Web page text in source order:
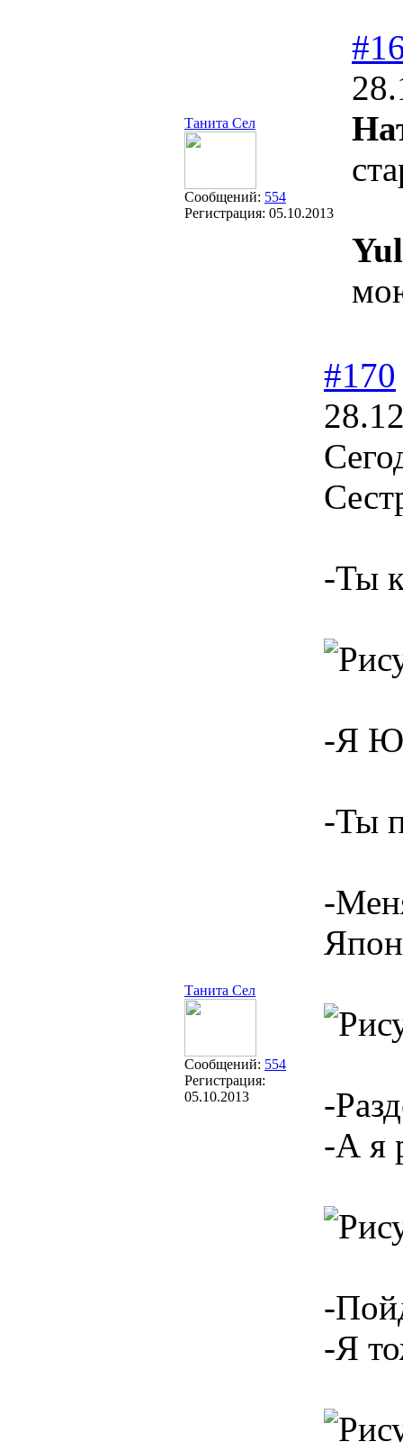
Танита Сел
Сообщений: 554
Регистрация: 05.10.2013
Танита Сел
Сообщений: 554
Регистрация:
05.10.2013
#170
-Ты
-Я
-Ты
-
-
-А я
-
-Я